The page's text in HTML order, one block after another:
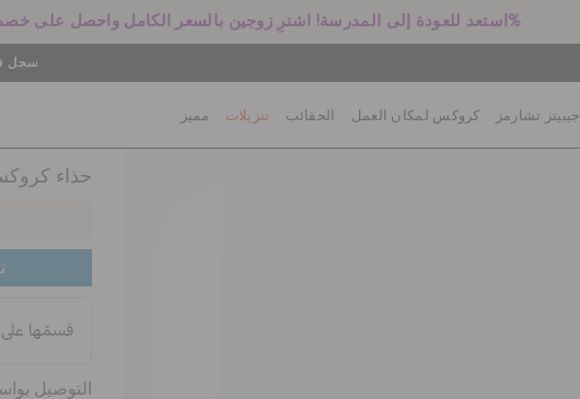
استعد للعودة إلى المدرسة! اشترِ زوجين بالسعر الكامل واحصل على خصم 25%
سجل
جيبيتز تشارمز كروكس لمكان العمل الحقائب تنزيلات مميز
حذاء
التوصيل